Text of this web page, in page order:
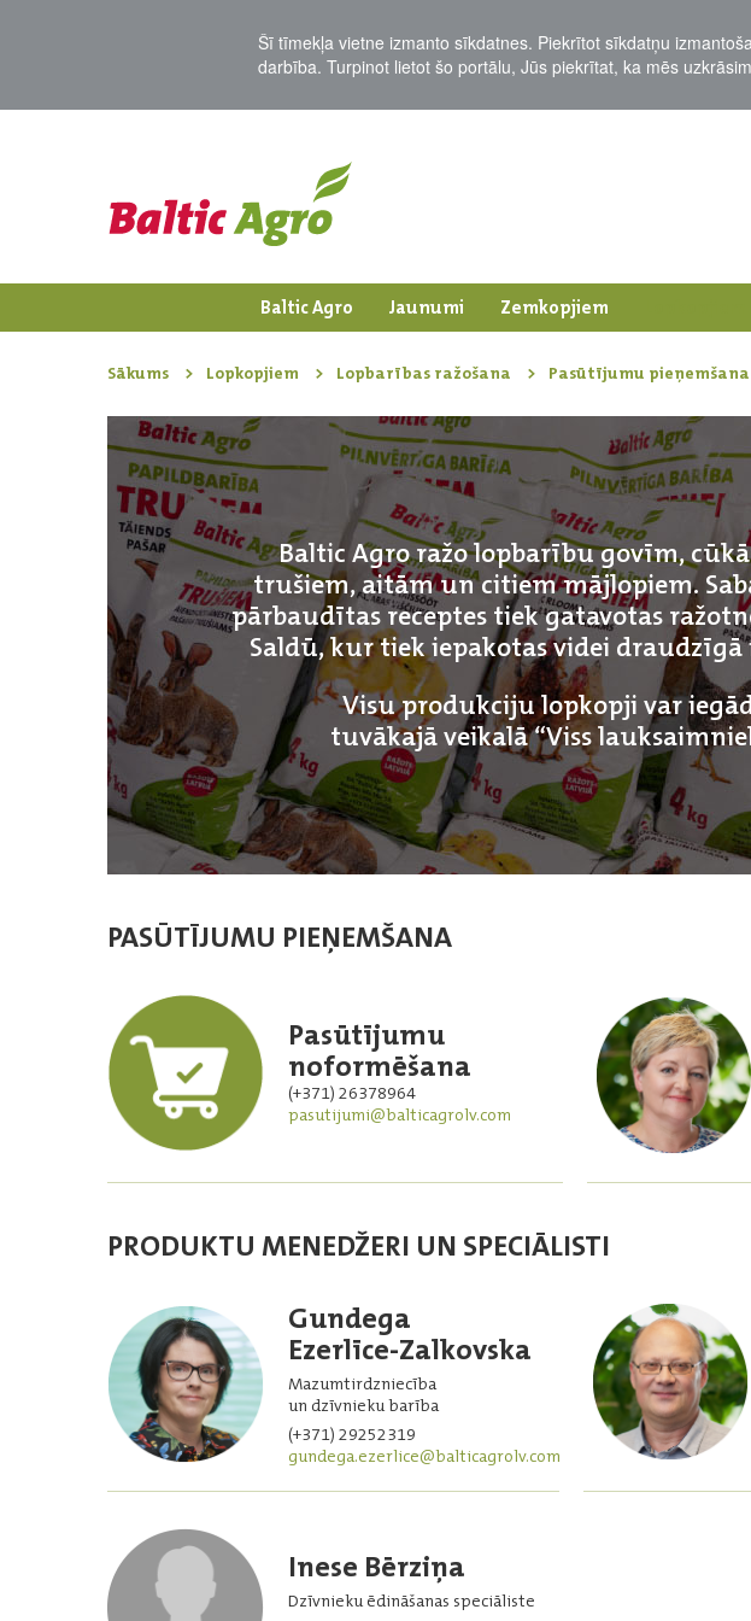
Šī tīmekļa vietne izmanto sīkdatnes. Piekrītot sīkdatņu
darbība. Turpinot lietot šo portālu, Jūs piekrītat, ka mēs
Baltic Agro Jaunumi Zemkopjiem
Sākums Lopkopjiem Lopbarības ražošana Pasūtījumu pieņemšana
Baltic Agro ražo lopbarību govīm,
trušiem, aitām un citiem mājlopiem.
pārbaudītas receptes tiek gatavotas
Saldū, kur tiek iepakotas videi
Visu produkciju lopkopji var
tuvākajā veikalā “Viss
PASŪTĪJUMU PIEŅEMŠANA
Pasūtījumu
noformēšana
(+371) 26378964
pasutijumi@balticagrolv.com
PRODUKTU MENEDŽERI UN SPECIĀLISTI
Gundega
Ezerlīce-Zalkovska
Mazumtirdzniecība
un dzīvnieku barība
(+371) 29252319
gundega.ezerlice@balticagrolv.com
Inese Bērziņa
Dzīvnieku ēdināšanas speciāliste